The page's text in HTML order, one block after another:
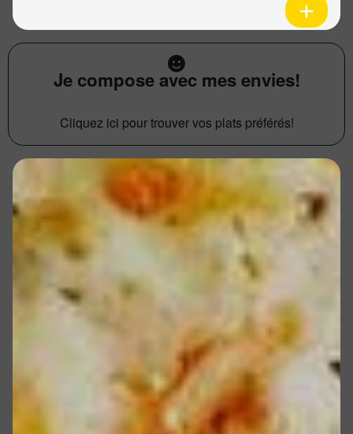
Je compose avec mes envies!
Cliquez ici pour trouver vos plats préférés!